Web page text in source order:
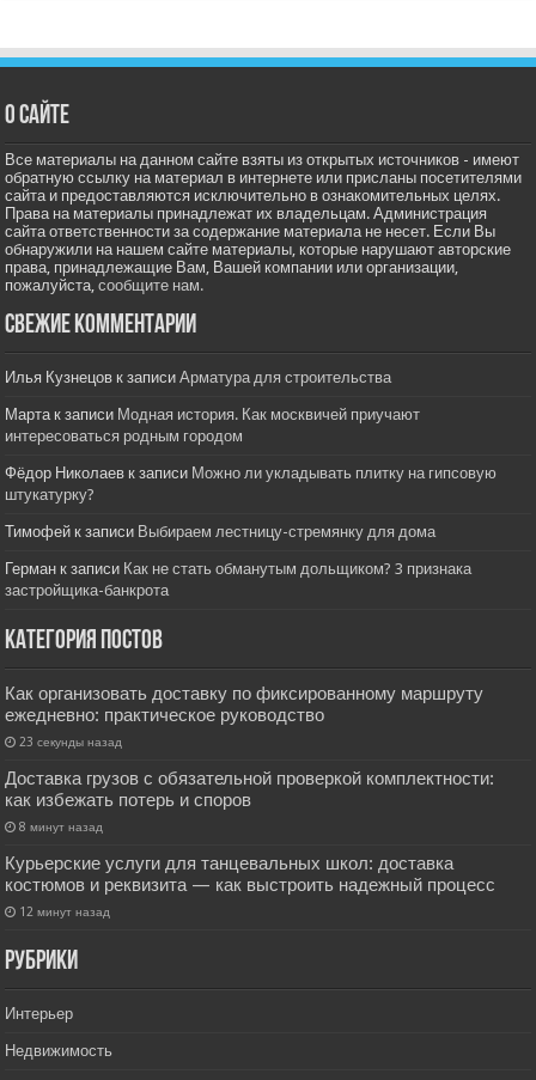
О сайте
Все материалы на данном сайте взяты из открытых источников - имеют
обратную ссылку на материал в интернете или присланы посетителями
сайта и предоставляются исключительно в ознакомительных целях.
Права на материалы принадлежат их владельцам. Администрация
сайта ответственности за содержание материала не несет. Если Вы
обнаружили на нашем сайте материалы, которые нарушают авторские
права, принадлежащие Вам, Вашей компании или организации,
пожалуйста,сообщите нам.
Свежие комментарии
Илья Кузнецов к записиАрматура для строительства
Мартак записи Модная история. Как москвичей приучают
интересоваться родным городом
Фёдор Николаев к записи Можно ли укладывать плитку на гипсовую
штукатурку?
Тимофей к записи Выбираем лестницу-стремянку для дома
Герман к записи Как не стать обманутым дольщиком? 3 признака
застройщика-банкрота
Категория постов
Как организовать доставку по фиксированному маршруту
ежедневно: практическое руководство
23 секунды назад
Доставка грузов с обязательной проверкой комплектности:
как избежать потерь и споров
8 минут назад
Курьерские услуги для танцевальных школ: доставка
костюмов и реквизита — как выстроить надежный процесс
12 минут назад
РУбрики
Интерьер
Недвижимость